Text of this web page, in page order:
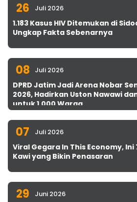
26 Juli 2026
1.183 Kasus HIV Ditemukan di
Ungkap Fakta Sebenarnya
08 Juli 2026
DPRD Jatim Jadi Arena Nobar
2026, Hadirkan Uston Nawawi
untuk 1.000 Warga
07 Juli 2026
Viral Gegara In This Economy,
Kawi yang Bikin Penasaran
29 Juni 2026